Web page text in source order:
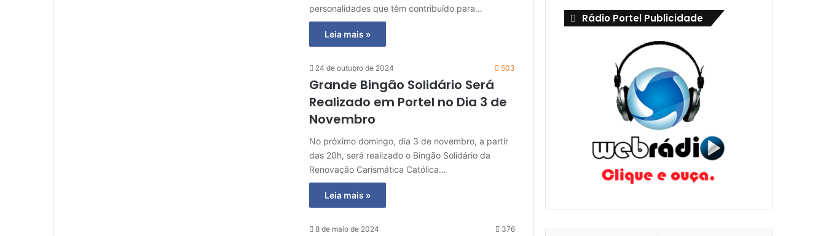
personalidades que têm contribuído para…
Leia mais »
24 de outubro de 2024 503
Grande Bingão Solidário Será
Realizado em Portel no Dia 3 de
Novembro
No próximo domingo, dia 3 de novembro, a partir
das 20h, será realizado o Bingão Solidário da
Renovação Carismática Católica…
Leia mais »
8 de maio de 2024 376
Rádio Portel Publicidade